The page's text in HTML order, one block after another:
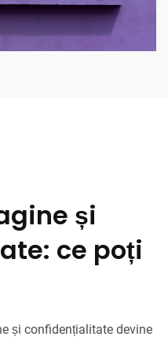
și
ce poți
și confidențialitate devine